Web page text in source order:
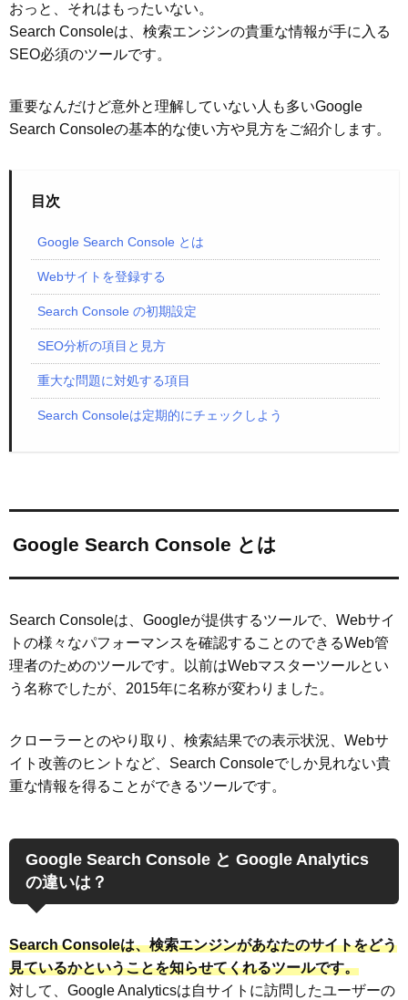
おっと、それはもったいない。
Search Consoleは、検索エンジンの貴重な情報が手に入る
SEO必須のツールです。
重要なんだけど意外と理解していない人も多いGoogle
Search Consoleの基本的な使い方や見方をご紹介します。
目次
Google Search Console とは
Webサイトを登録する
Search Console の初期設定
SEO分析の項目と見方
重大な問題に対処する項目
Search Consoleは定期的にチェックしよう
Google Search Console とは
Search Consoleは、Googleが提供するツールで、Webサイ
トの様々なパフォーマンスを確認することのできるWeb管
理者のためのツールです。以前はWebマスターツールとい
う名称でしたが、2015年に名称が変わりました。
クローラーとのやり取り、検索結果での表示状況、Webサ
イト改善のヒントなど、Search Consoleでしか見れない貴
重な情報を得ることができるツールです。
Google Search Console と Google Analytics
の違いは？
Search Consoleは、検索エンジンがあなたのサイトをどう
見ているかということを知らせてくれるツールです。
対して、Google Analyticsは自サイトに訪問したユーザーの